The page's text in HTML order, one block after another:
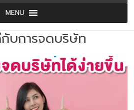
MENU
บการจดบริษัท